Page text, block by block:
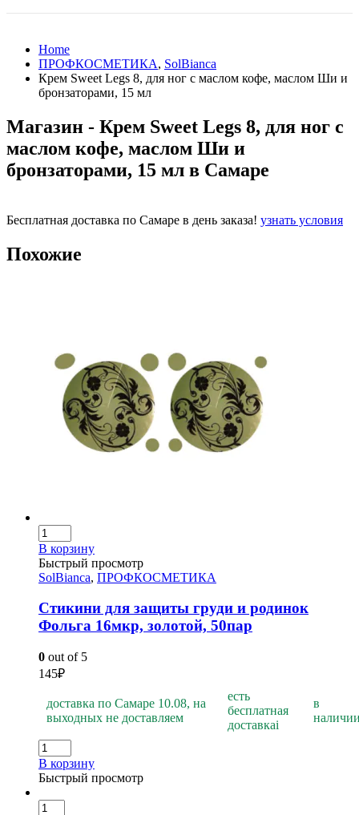
Home
ПРОФКОСМЕТИКА, SolBianca
Крем Sweet Legs 8, для ног с маслом кофе, маслом Ши и
бронзаторами, 15 мл
Магазин - Крем Sweet Legs 8, для ног с
маслом кофе, маслом Ши и
бронзаторами, 15 мл в Самаре
Бесплатная доставка по Самаре в день заказа! узнать условия
Похожие
В корзину
Быстрый просмотр
SolBianca, ПРОФКОСМЕТИКА
Стикини для защиты груди и родинок
Фольга 16мкр, золотой, 50пар
0 out of 5
145₽
доставка по Самаре 10.08, на
выходных не доставляем
есть
бесплатная
доставкаi
в
В корзину
Быстрый просмотр